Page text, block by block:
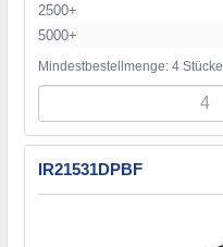
2500+
5000+
Mindestbestellmenge: 4 Stücke
IR21531DPBF